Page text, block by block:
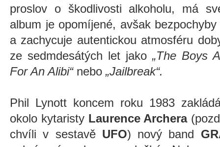
proslov o škodlivosti alkoholu,
má
album je opomíjené, avšak
a zachycuje autentickou atmosféru
ze sedmdesátých let jako „The Boys
For An Alibi“ nebo „Jailbreak“.
Phil Lynott koncem roku 1983
okolo kytaristy Laurence Archera
chvíli v sestavě UFO) nový band